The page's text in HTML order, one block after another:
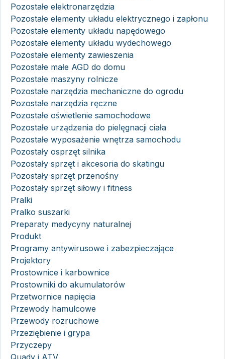
Pozostałe elektronarzędzia
Pozostałe elementy układu elektrycznego i zapłonu
Pozostałe elementy układu napędowego
Pozostałe elementy układu wydechowego
Pozostałe elementy zawieszenia
Pozostałe małe AGD do domu
Pozostałe maszyny rolnicze
Pozostałe narzędzia mechaniczne do ogrodu
Pozostałe narzędzia ręczne
Pozostałe oświetlenie samochodowe
Pozostałe urządzenia do pielęgnacji ciała
Pozostałe wyposażenie wnętrza samochodu
Pozostały osprzęt silnika
Pozostały sprzęt i akcesoria do skatingu
Pozostały sprzęt przenośny
Pozostały sprzęt siłowy i fitness
Pralki
Pralko suszarki
Preparaty medycyny naturalnej
Produkt
Programy antywirusowe i zabezpieczające
Projektory
Prostownice i karbownice
Prostowniki do akumulatorów
Przetwornice napięcia
Przewody hamulcowe
Przewody rozruchowe
Przeziębienie i grypa
Przyczepy